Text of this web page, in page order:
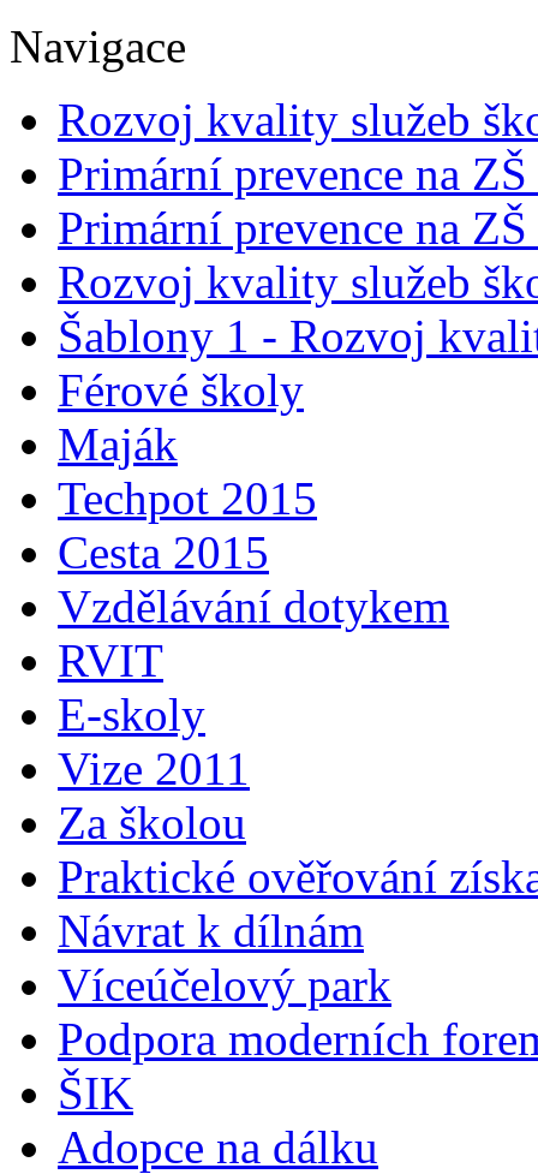
Navigace
Rozvoj kvality služeb
Primární prevence na
Primární prevence na
Rozvoj kvality služeb
Šablony 1 - Rozvoj
Férové školy
Maják
Techpot 2015
Cesta 2015
Vzdělávání dotykem
RVIT
E-skoly
Vize 2011
Za školou
Praktické ověřování
Návrat k dílnám
Víceúčelový park
Podpora moderních
ŠIK
Adopce na dálku